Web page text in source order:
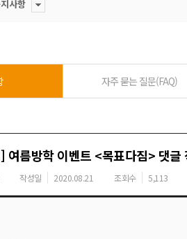
사항
자주 묻는 질문(FAQ)
여름방학 이벤트 <목표다짐> 댓글
작성일 2020.08.21 조회수 5,113